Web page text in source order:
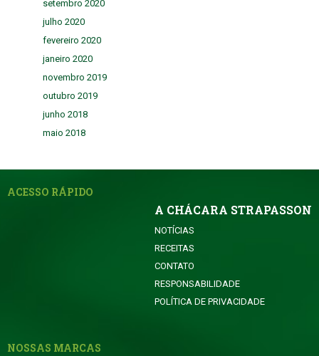
setembro 2020
julho 2020
fevereiro 2020
janeiro 2020
novembro 2019
outubro 2019
junho 2018
maio 2018
ACESSO RÁPIDO
A CHÁCARA STRAPASSON
NOTÍCIAS
RECEITAS
CONTATO
RESPONSABILIDADE
POLÍTICA DE PRIVACIDADE
NOSSAS MARCAS